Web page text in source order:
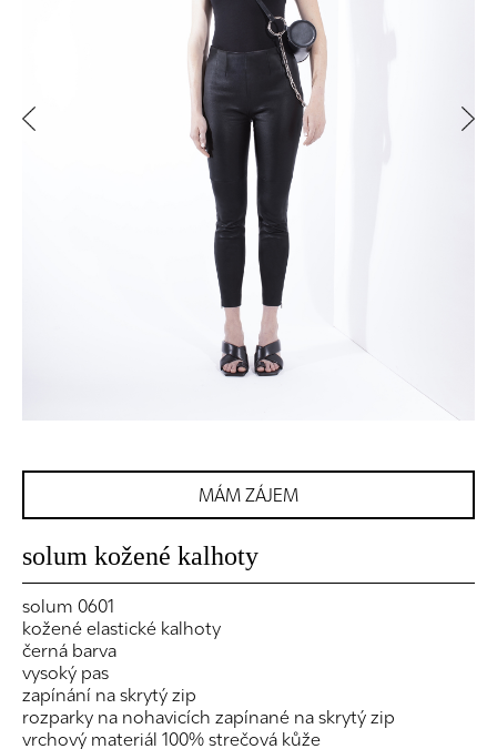
Previous
MÁM ZÁJEM
solum kožené kalhoty
solum 0601
kožené elastické kalhoty
černá barva
vysoký pas
zapínání na skrytý zip
rozparky na nohavicích zapínané na skrytý zip
vrchový materiál 100% strečová kůže